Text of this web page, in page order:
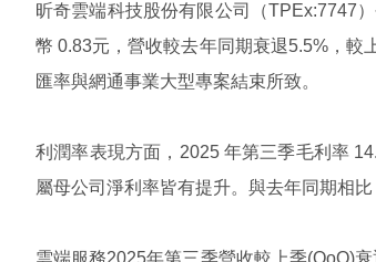
昕奇雲端科技股份有限公司（TPEx:7747
幣0.83元，營收較去年同期衰退5.5%，較
匯率與網通事業大型專案結束所致。
利潤率表現方面， 2025 年第三季毛利率
屬母公司淨利率皆有提升。與去年同期相
雲端服務2025年第三季營收較上季(QoQ)衰